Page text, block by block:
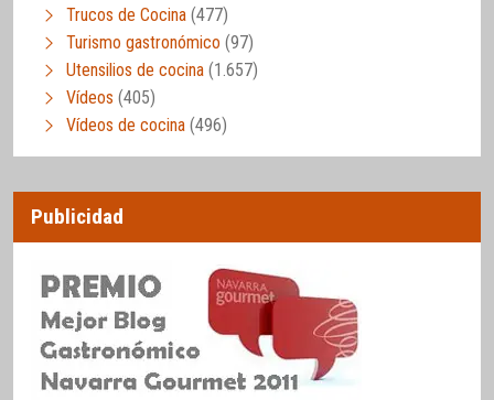
Trucos de Cocina (477)
Turismo gastronómico (97)
Utensilios de cocina (1.657)
Vídeos (405)
Vídeos de cocina (496)
Publicidad